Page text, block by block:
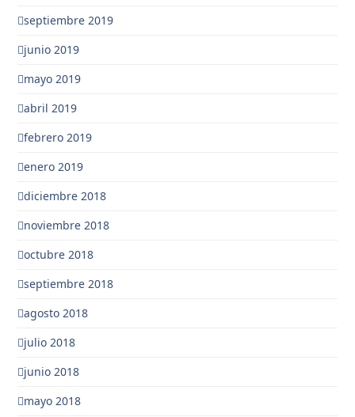
septiembre 2019
junio 2019
mayo 2019
abril 2019
febrero 2019
enero 2019
diciembre 2018
noviembre 2018
octubre 2018
septiembre 2018
agosto 2018
julio 2018
junio 2018
mayo 2018